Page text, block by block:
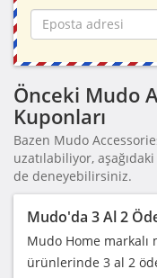
Önceki Mudo
Kuponları
Bazen Mudo
uzatılabiliyor,
de deneyebilirsiniz.
Mudo'da 3 Al 2
Mudo Home markalı
ürünlerinde 3 al 2